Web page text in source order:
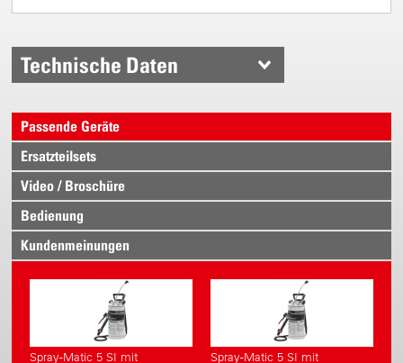
Technische Daten
Passende Geräte
Ersatzteilsets
Video / Broschüre
Bedienung
Kundenmeinungen
Spray-Matic 5 SI mit Spray-Matic 5 SI mit